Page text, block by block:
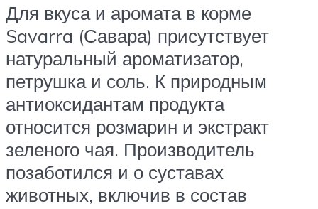
Для вкуса и аромата в корме
Savarra (Савара) присутствует
натуральный ароматизатор,
петрушка и соль. К природным
антиоксидантам продукта
относится розмарин и экстракт
зеленого чая. Производитель
позаботился и о суставах
животных, включив в состав